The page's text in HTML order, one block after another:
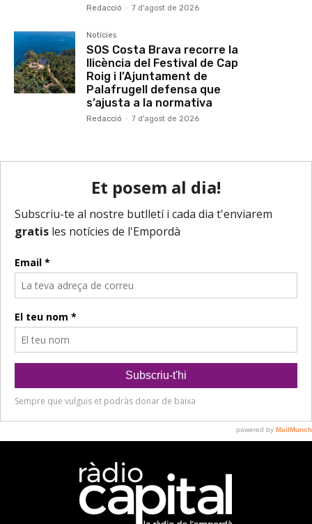
Redacció - 7 d'agost de 2026
Notícies
SOS Costa Brava recorre la
llicència del Festival de Cap
Roig i l’Ajuntament de
Palafrugell defensa que
s’ajusta a la normativa
Redacció - 7 d'agost de 2026